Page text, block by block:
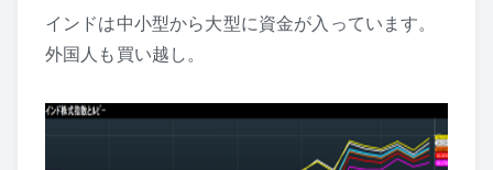
インドは中小型から大型に資金が入っています。
外国人も買い越し。